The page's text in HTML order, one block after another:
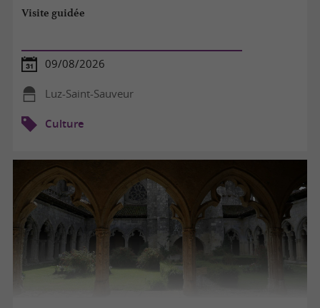
Visite guidée
09/08/2026
Luz-Saint-Sauveur
Culture